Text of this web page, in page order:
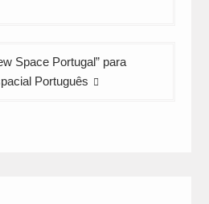
Space Portugal” para
Português